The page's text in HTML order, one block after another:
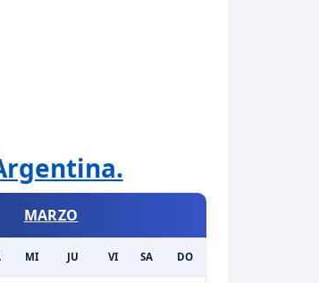
MARZO
MI JU VI SA DO